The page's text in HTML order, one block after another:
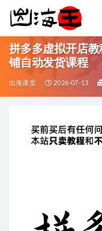
拼多多虚拟开店
铺自动发货课程
出海课堂 2026-07-13
全部